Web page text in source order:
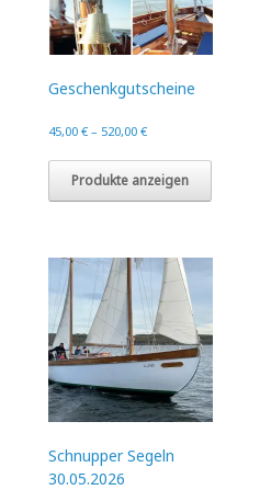
Geschenkgutscheine
45,00€ – 520,00€
Produkte anzeigen
Schnupper Segeln
30.05.2026